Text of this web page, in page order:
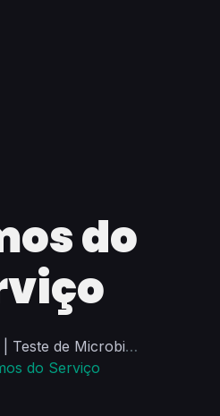
do
Viome Portugal | Teste de Microbioma e Saúde Personalizada
do Serviço